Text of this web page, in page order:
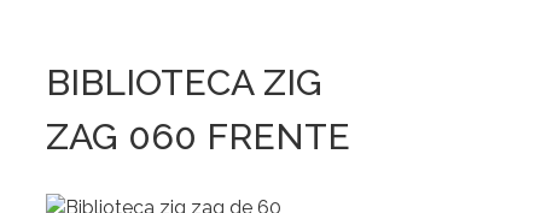
BIBLIOTECA ZIG
ZAG 060 FRENTE